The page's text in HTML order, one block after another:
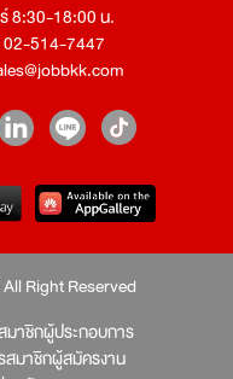
8:30-18:00 น.
02-514-7447
Right Reserved
มาชิกผู้ประกอบการ
สมาชิกผู้สมัครงาน